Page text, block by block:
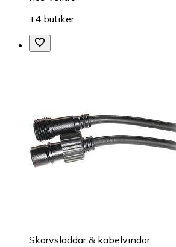
+4 butiker
Skarvsladdar & kabelvindor